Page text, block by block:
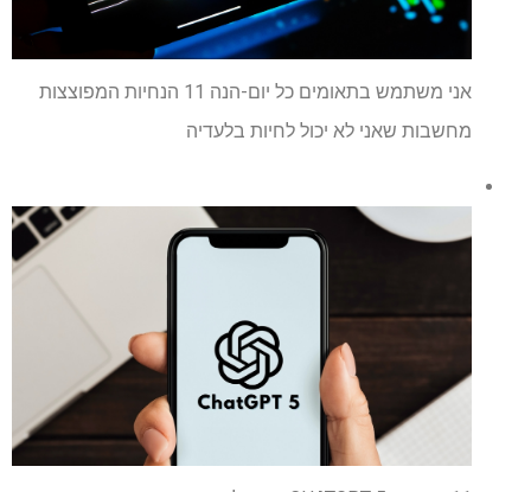
אני משתמש בתאומים כל יום-הנה 11 הנחיות המפוצצות
מחשבות שאני לא יכול לחיות בלעדיה